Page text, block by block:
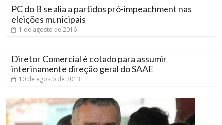
PC do B se alia a partidos pró-impeachment nas
eleições municipais
1 de agosto de 2016
Diretor Comercial é cotado para assumir
interinamente direção geral do SAAE
10 de agosto de 2013